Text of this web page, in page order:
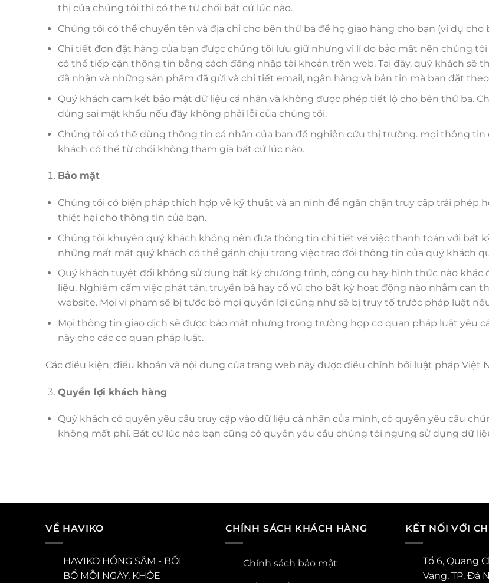
thị của chúng tôi thì có thể từ chối bất cứ lúc nào.
Chúng tôi có thể chuyển tên và địa chỉ cho bên thứ ba để họ giao hàng cho bạn (ví dụ
Chi tiết đơn đặt hàng của bạn được chúng tôi lưu giữ nhưng vì lí do bảo mật nên chúng
có thể tiếp cận thông tin bằng cách đăng nhập tài khoản trên web. Tại đây, quý khách sẽ
đã nhận và những sản phẩm đã gửi và chi tiết email, ngân hàng và bản tin mà bạn đặt
Quý khách cam kết bảo mật dữ liệu cá nhân và không được phép tiết lộ cho bên thứ ba.
dùng sai mật khẩu nếu đây không phải lỗi của chúng tôi.
Chúng tôi có thể dùng thông tin cá nhân của bạn để nghiên cứu thị trường. mọi thông
khách có thể từ chối không tham gia bất cứ lúc nào.
Bảo mật
Chúng tôi có biện pháp thích hợp về kỹ thuật và an ninh để ngăn chặn truy cập trái phép
thiệt hại cho thông tin của bạn.
Chúng tôi khuyên quý khách không nên đưa thông tin chi tiết về việc thanh toán với bất
những mất mát quý khách có thể gánh chịu trong việc trao đổi thông tin của quý khách
Quý khách tuyệt đối không sử dụng bất kỳ chương trình, công cụ hay hình thức nào
liệu. Nghiêm cấm việc phát tán, truyền bá hay cổ vũ cho bất kỳ hoạt động nào nhằm can
website. Mọi vi phạm sẽ bị tước bỏ mọi quyền lợi cũng như sẽ bị truy tố trước pháp luật
Mọi thông tin giao dịch sẽ được bảo mật nhưng trong trường hợp cơ quan pháp luật yêu
này cho các cơ quan pháp luật.
Các điều kiện, điều khoản và nội dung của trang web này được điều chỉnh bởi luật pháp Việt
Quyền lợi khách hàng
Quý khách có quyền yêu cầu truy cập vào dữ liệu cá nhân của mình, có quyền yêu cầu
không mất phí. Bất cứ lúc nào bạn cũng có quyền yêu cầu chúng tôi ngưng sử dụng dữ
VỀ HAVIKO
HAVIKO HỒNG SÂM - BỒI
BỔ MỖI NGÀY, KHỎE
CHÍNH SÁCH KHÁCH HÀNG
Chính sách bảo mật
KẾT NỐI VỚI
Tổ 6, Quang
Vang, TP. Đà